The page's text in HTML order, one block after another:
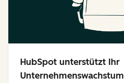
HubSpot unterstützt Ihr
Unternehmenswachstum